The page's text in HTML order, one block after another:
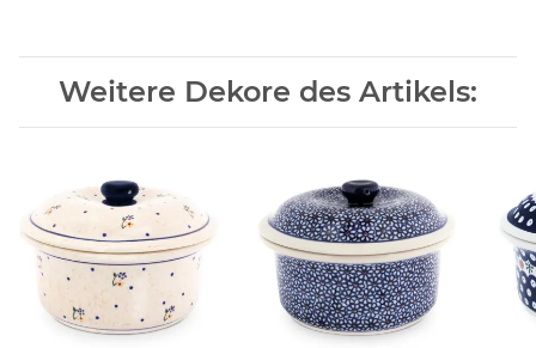
Weitere Dekore des Artikels: